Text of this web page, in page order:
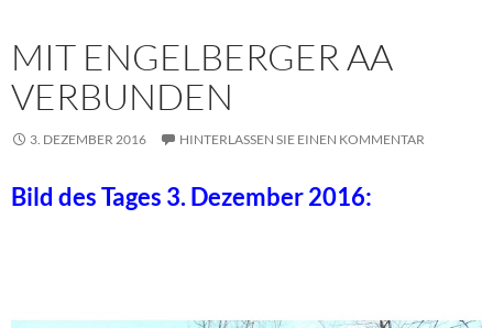
MIT ENGELBERGER AA
VERBUNDEN
3. DEZEMBER 2016 HINTERLASSEN SIE EINEN KOMMENTAR
Bild des Tages 3. Dezember 2016: